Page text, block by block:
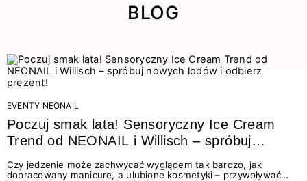
BLOG
EVENTY NEONAIL
Poczuj smak lata! Sensoryczny Ice Cream
Trend od NEONAIL i Willisch – spróbuj
nowych lodów i odbierz prezent!
Czy jedzenie może zachwycać wyglądem tak bardzo, jak
dopracowany manicure, a ulubione kosmetyki – przywoływać